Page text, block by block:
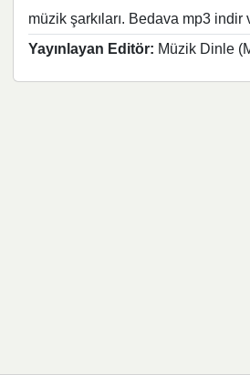
müzik şarkıları. Bedava mp3 indir
Yayınlayan Editör: Müzik Dinle